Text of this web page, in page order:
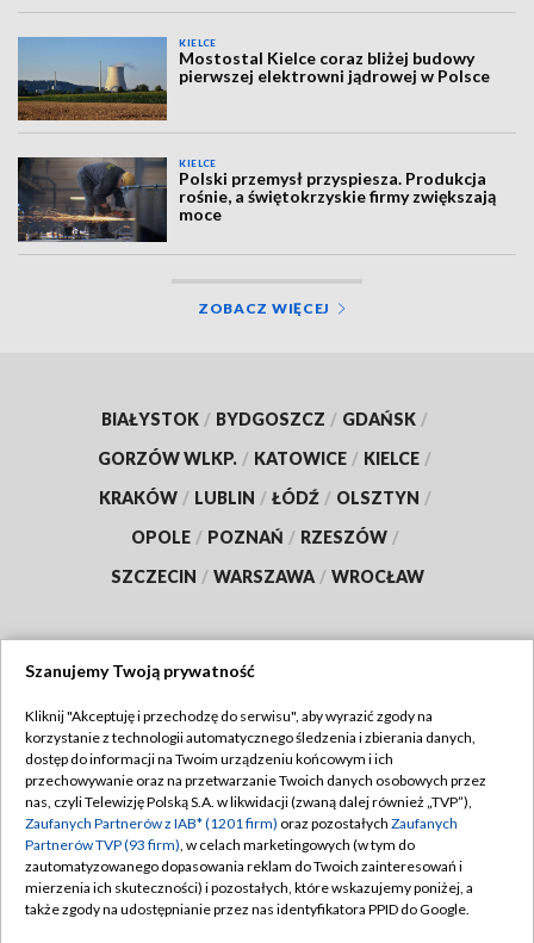
KIELCE
Mostostal Kielce coraz bliżej budowy
pierwszej elektrowni jądrowej w Polsce
KIELCE
Polski przemysł przyspiesza. Produkcja
rośnie, a świętokrzyskie firmy zwiększają
moce
ZOBACZ WIĘCEJ
BIAŁYSTOK / BYDGOSZCZ / GDAŃSK /
GORZÓW WLKP. / KATOWICE / KIELCE /
KRAKÓW / LUBLIN / ŁÓDŹ / OLSZTYN /
OPOLE / POZNAŃ / RZESZÓW /
SZCZECIN / WARSZAWA / WROCŁAW
TVP
Abonament TVP
Emisja w TVP
Centrum informacji TVP
Naziemna Telewizja Cyfrowa
Regulamin TVP
Polityka prywatności
Moje zgody
Pomoc
Szanujemy Twoją prywatność
Kliknij "Akceptuję i przechodzę do serwisu", aby wyrazić zgody na
korzystanie z technologii automatycznego śledzenia i zbierania danych,
dostęp do informacji na Twoim urządzeniu końcowym i ich
przechowywanie oraz na przetwarzanie Twoich danych osobowych przez
nas, czyli Telewizję Polską S.A. w likwidacji (zwaną dalej również „TVP”),
Zaufanych Partnerów z IAB* (1201 firm) oraz pozostałych Zaufanych
Partnerów TVP (93 firm), w celach marketingowych (w tym do
zautomatyzowanego dopasowania reklam do Twoich zainteresowań i
mierzenia ich skuteczności) i pozostałych, które wskazujemy poniżej, a
także zgody na udostępnianie przez nas identyfikatora PPID do Google.